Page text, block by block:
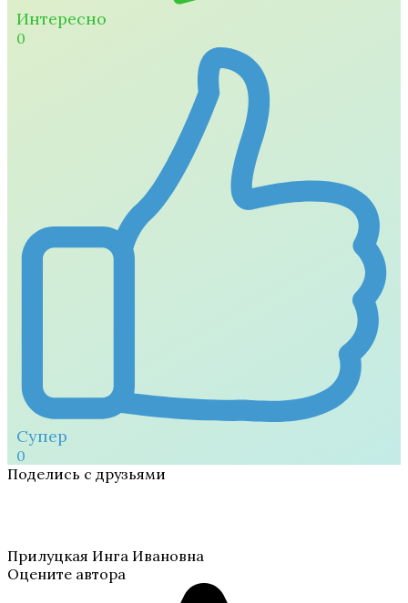
Интересно
0
Супер
0
Поделись с друзьями
Прилуцкая Инга Ивановна
Оцените автора